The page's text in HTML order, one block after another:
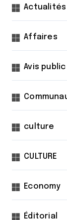
n
p
i
Actualités
Affaires
Avis public
culture
CULTURE
Economy
Éditorial